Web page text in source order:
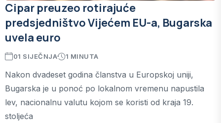
Cipar preuzeo rotirajuće
predsjedništvo Vijećem EU-a, Bugarska
uvela euro
01 SIJEČNJA 1 MINUTA
Nakon dvadeset godina članstva u Europskoj uniji,
Bugarska je u ponoć po lokalnom vremenu napustila
lev, nacionalnu valutu kojom se koristi od kraja 19.
stoljeća